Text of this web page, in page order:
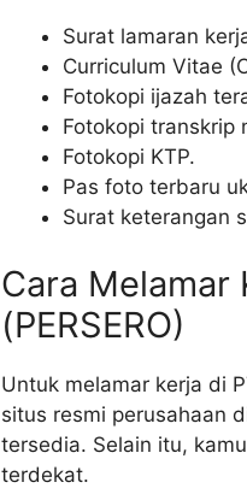
Surat lamaran
Curriculum Vitae
Fotokopi ijazah
Fotokopi transkrip
Fotokopi KTP.
Pas foto terbaru
Surat keterangan
Cara Melamar
(PERSERO)
Untuk melamar kerja di
situs resmi perusahaan
tersedia. Selain itu,
terdekat.